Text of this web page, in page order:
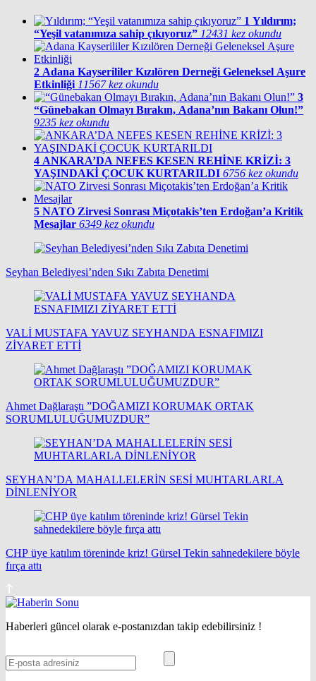
1 Yıldırım;
“Yeşil vatanımıza sahip çıkıyoruz” 12431 kez okundu
2 Adana Kayserililer Kızılören Derneği Geleneksel Aşure
Etkinliği 11567 kez okundu
3
“Günebakan Olmayı Bırakın, Adana’nın Bakanı Olun!”
9235 kez okundu
4 ANKARA’DA NEFES KESEN REHİNE KRİZİ: 3
YAŞINDAKİ ÇOCUK KURTARILDI 6756 kez okundu
5 NATO Zirvesi Sonrası Miçotakis’ten Erdoğan’a Kritik
Mesajlar 6349 kez okundu
Seyhan Belediyesi’nden Sıkı Zabıta Denetimi
VALİ MUSTAFA YAVUZ SEYHANDA ESNAFIMIZI
ZİYARET ETTİ
Ahmet Dağlaraştı ”DOĞAMIZI KORUMAK ORTAK
SORUMLULUĞUMUZDUR”
SEYHAN’DA MAHALLELERİN SESİ MUHTARLARLA
DİNLENİYOR
CHP üye katılım töreninde kriz! Gürsel Tekin sahnedekilere böyle
fırça attı
Haberleri güncel olarak e-postanızdan takip edebilirsiniz !